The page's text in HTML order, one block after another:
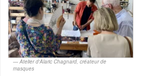
Atelier d'Alaric Chagnard, créateur de
masques